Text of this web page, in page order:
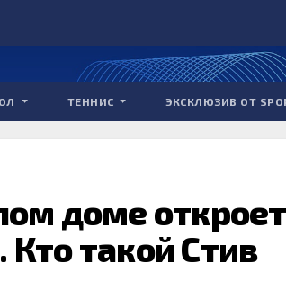
ТЕННИС ЭКСКЛЮЗИВ ОТ
доме откроет
такой Стив